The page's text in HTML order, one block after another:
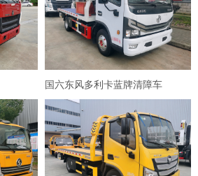
国六东风多利卡蓝牌清障车